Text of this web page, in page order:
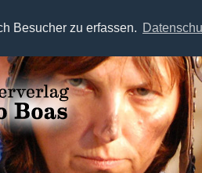
Besucher zu erfassen.